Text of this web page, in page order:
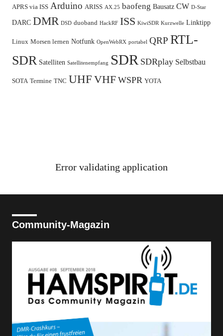
APRS via ISS Arduino ARISS AX.25 baofeng Bausatz CW D-Star
DARC DMR DSD duoband HackRF ISS KiwiSDR Kurzwelle Linktipp
Linux Morsen lernen Notfunk OpenWebRX portabel QRP RTL-
SDR Satelliten Satellitenempfang SDR SDRplay Selbstbau
SOTA Termine TNC UHF VHF WSPR YOTA
Error validating application
Community-Magazin